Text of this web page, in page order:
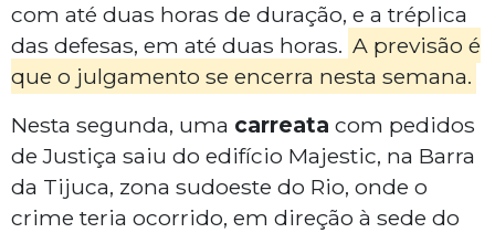
com até duas horas de duração, e a tréplica
das defesas, em até duas horas. A previsão é
que o julgamento se encerra nesta semana.
Nesta segunda, uma carreata com pedidos
de Justiça saiu do edifício Majestic, na Barra
da Tijuca, zona sudoeste do Rio, onde o
crime teria ocorrido, em direção à sede do